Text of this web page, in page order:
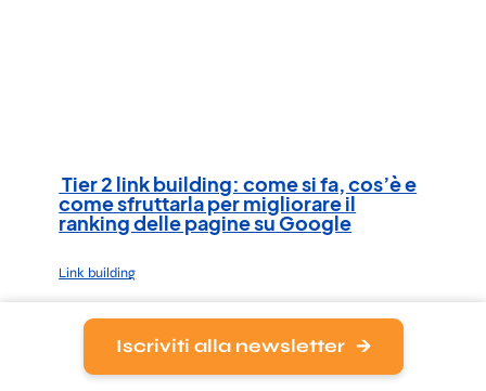
Tier 2 link building: come si fa, cos’è e
come sfruttarla per migliorare il
ranking delle pagine su Google
Link building
Una delle pratiche più discusse quando si parla di
SEO e link building è la…
Iscriviti alla newsletter